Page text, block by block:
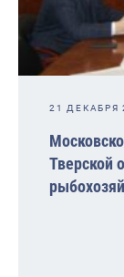
21 ДЕКАБРЯ
Тверской